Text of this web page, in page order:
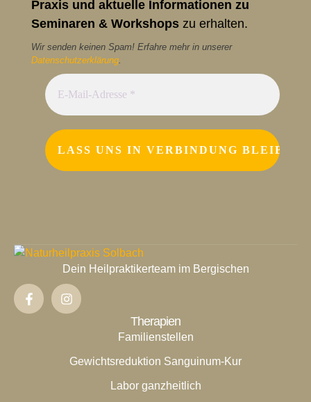
Praxis und aktuelle Informationen zu
Seminaren & Workshops zu erhalten.
Wir senden keinen Spam! Erfahre mehr in unserer
Datenschutzerklärung.
Dein Heilpraktikerteam im Bergischen
Therapien
Familienstellen
Gewichtsreduktion Sanguinum-Kur
Labor ganzheitlich